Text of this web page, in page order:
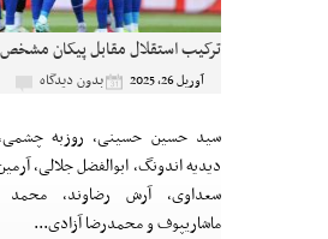
ترکیب استقلال مقابل پیکان
آوریل 26, 2025 بدون دیدگاه
سید حسین حسینی، روزبه چشمی،
دیدیه اندونگ، ابوالفضل جلالی،
سعداوی، آرش رضاوند، محمد
ماشاریپوف و محمدرضا آزادی...